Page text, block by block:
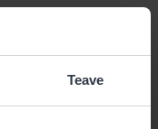
Teave
anda
Tema
vaid